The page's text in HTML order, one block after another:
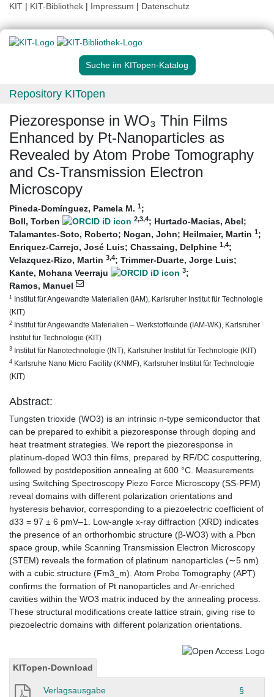
KIT | KIT-Bibliothek | Impressum | Datenschutz
Suche im KITopen-Katalog
Repository KITopen
Piezoresponse in WO₃ Thin Films
Enhanced by Pt-Nanoparticles as
Revealed by Atom Probe Tomography
and Cs-Transmission Electron
Microscopy
Pineda-Domínguez, Pamela M. 1;
Boll, Torben
2,3,4; Hurtado-Macias, Abel;
Talamantes-Soto, Roberto; Nogan, John; Heilmaier, Martin 1;
Enriquez-Carrejo, José Luis; Chassaing, Delphine 1,4;
Velazquez-Rizo, Martin 3,4; Trimmer-Duarte, Jorge Luis;
Kante, Mohana Veerraju
3;
Ramos, Manuel
1 Institut für Angewandte Materialien (IAM), Karlsruher Institut für Technologie
(KIT)
2 Institut für Angewandte Materialien – Werkstoffkunde (IAM-WK), Karlsruher
Institut für Technologie (KIT)
3 Institut für Nanotechnologie (INT), Karlsruher Institut für Technologie (KIT)
4 Karlsruhe Nano Micro Facility (KNMF), Karlsruher Institut für Technologie
(KIT)
Abstract:
Tungsten trioxide (WO3) is an intrinsic n-type semiconductor that
can be prepared to exhibit a piezoresponse through doping and
heat treatment strategies. We report the piezoresponse in
platinum-doped WO3 thin films, prepared by RF/DC cosputtering,
followed by postdeposition annealing at 600 °C. Measurements
using Switching Spectroscopy Piezo Force Microscopy (SS-PFM)
reveal domains with different polarization orientations and
hysteresis behavior, corresponding to a piezoelectric coefficient of
d33 = 97 ± 6 pmV–1. Low-angle x-ray diffraction (XRD) indicates
the presence of an orthorhombic structure (β-WO3) with a Pbcn
space group, while Scanning Transmission Electron Microscopy
(STEM) reveals the formation of platinum nanoparticles (∼5 nm)
with a cubic structure (Fm3_m). Atom Probe Tomography (APT)
confirms the formation of Pt nanoparticles and Ar-enriched
cavities within the WO3 matrix induced by the annealing process.
These structural modifications create lattice strain, giving rise to
piezoelectric domains with different polarization orientations.
KITopen-Download
Verlagsausgabe §